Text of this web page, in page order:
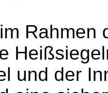
Rahmen
und der